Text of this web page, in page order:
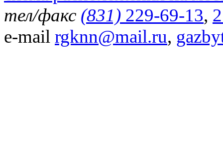
тел/факс (831) 229-69-13,
e-mail rgknn@mail.ru,